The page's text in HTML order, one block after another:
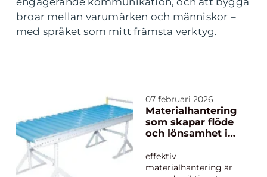
broar mellan varumärken och människor –
med språket som mitt främsta verktyg.
07 februari 2026
Materialhantering
som skapar flöde
och lönsamhet i
effektiv
materialhantering är